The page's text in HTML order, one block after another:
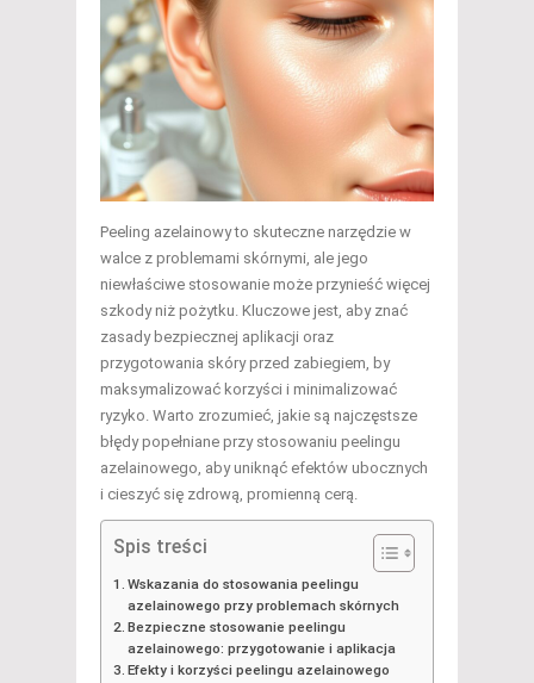
Peeling azelainowy to skuteczne narzędzie w
walce z problemami skórnymi, ale jego
niewłaściwe stosowanie może przynieść więcej
szkody niż pożytku. Kluczowe jest, aby znać
zasady bezpiecznej aplikacji oraz
przygotowania skóry przed zabiegiem, by
maksymalizować korzyści i minimalizować
ryzyko. Warto zrozumieć, jakie są najczęstsze
błędy popełniane przy stosowaniu peelingu
azelainowego, aby uniknąć efektów ubocznych
i cieszyć się zdrową, promienną cerą.
Spis treści
Wskazania do stosowania peelingu
azelainowego przy problemach skórnych
Bezpieczne stosowanie peelingu
azelainowego: przygotowanie i aplikacja
Efekty i korzyści peelingu azelainowego